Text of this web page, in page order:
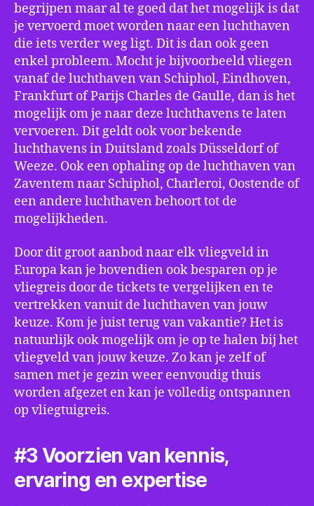
begrijpen maar al te goed dat het mogelijk is dat
je vervoerd moet worden naar een luchthaven
die iets verder weg ligt. Dit is dan ook geen
enkel probleem. Mocht je bijvoorbeeld vliegen
vanaf de luchthaven van Schiphol, Eindhoven,
Frankfurt of Parijs Charles de Gaulle, dan is het
mogelijk om je naar deze luchthavens te laten
vervoeren. Dit geldt ook voor bekende
luchthavens in Duitsland zoals Düsseldorf of
Weeze. Ook een ophaling op de luchthaven van
Zaventem naar Schiphol, Charleroi, Oostende of
een andere luchthaven behoort tot de
mogelijkheden.
Door dit groot aanbod naar elk vliegveld in
Europa kan je bovendien ook besparen op je
vliegreis door de tickets te vergelijken en te
vertrekken vanuit de luchthaven van jouw
keuze. Kom je juist terug van vakantie? Het is
natuurlijk ook mogelijk om je op te halen bij het
vliegveld van jouw keuze. Zo kan je zelf of
samen met je gezin weer eenvoudig thuis
worden afgezet en kan je volledig ontspannen
op vliegtuigreis.
#3 Voorzien van kennis,
ervaring en expertise